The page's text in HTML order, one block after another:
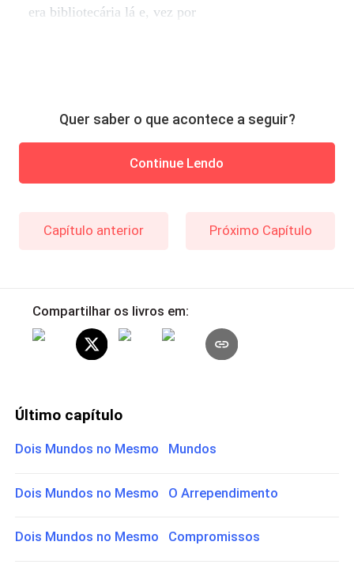
era bibliotecária lá e, vez por
Quer saber o que acontece a seguir?
Continue Lendo
Capítulo anterior Próximo Capítulo
Compartilhar os livros em:
Último capítulo
Dois Mundos no Mesmo Mundos
Dois Mundos no Mesmo O Arrependimento
Dois Mundos no Mesmo Compromissos